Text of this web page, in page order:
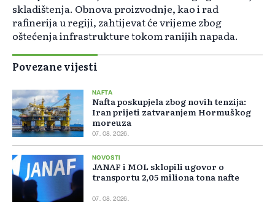
skladištenja. Obnova proizvodnje, kao i rad
rafinerija u regiji, zahtijevat će vrijeme zbog
oštećenja infrastrukture tokom ranijih napada.
Povezane vijesti
NAFTA
Nafta poskupjela zbog novih tenzija:
Iran prijeti zatvaranjem Hormuškog
moreuza
07. 08. 2026.
NOVOSTI
JANAF i MOL sklopili ugovor o
transportu 2,05 miliona tona nafte
07. 08. 2026.